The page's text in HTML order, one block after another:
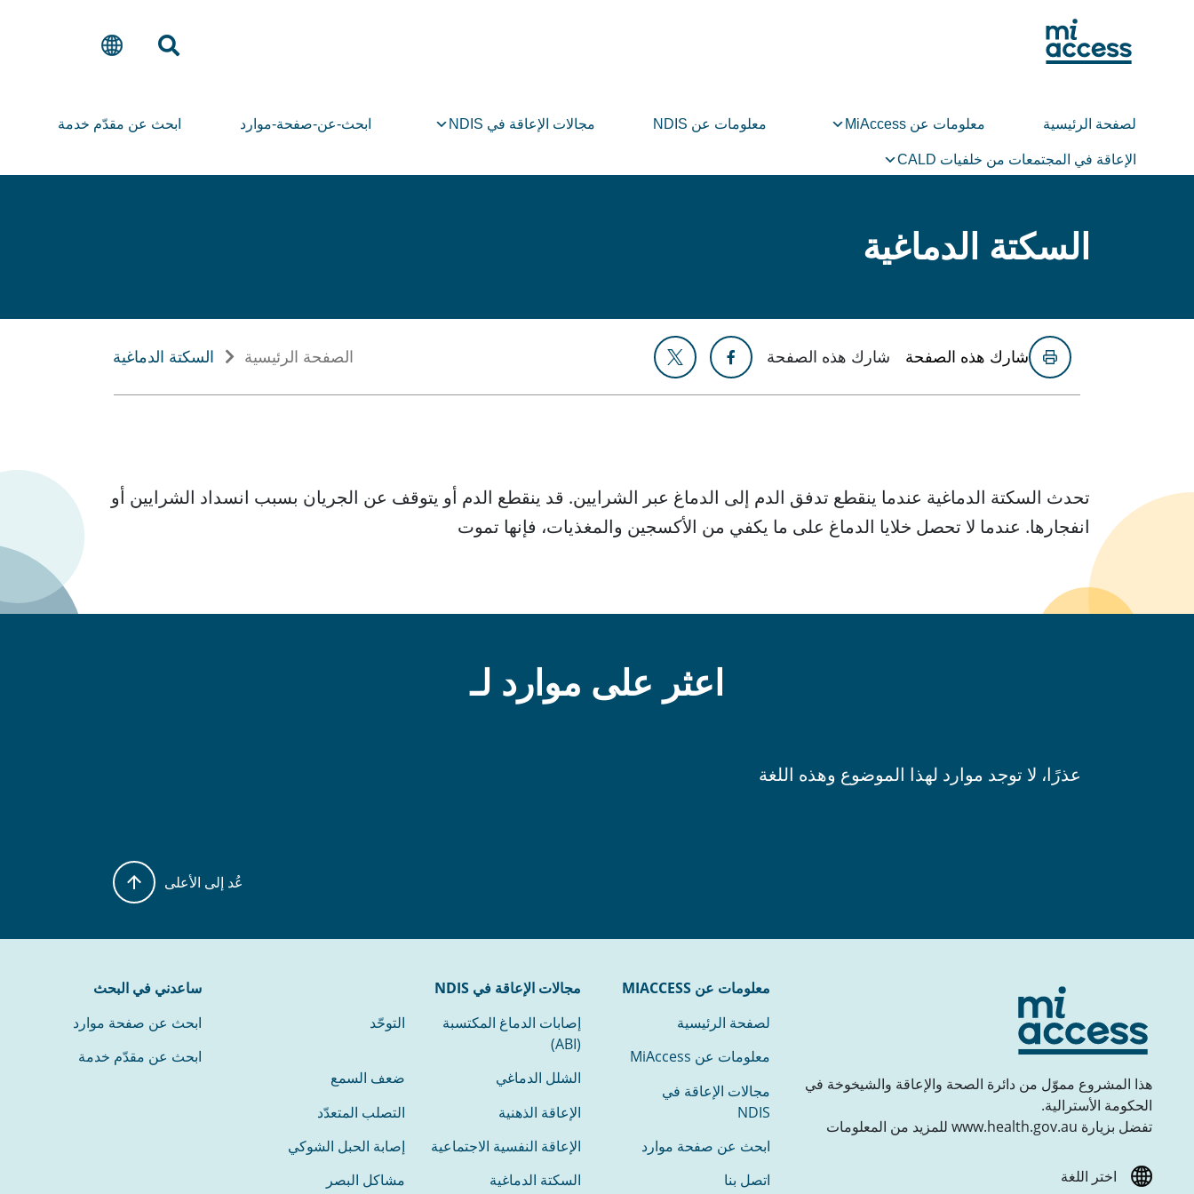
لصفحة الرئيسية معلومات عن MiAccess معلومات عن NDIS مجالات الإعاقة في NDIS ابحث-عن-صفحة-موارد ابحث عن مقدّم خدمة
الإعاقة في المجتمعات من خلفيات CALD
السكتة الدماغية
الصفحة الرئيسية السكتة الدماغية شارك هذه الصفحة شارك هذه الصفحة
تحدث السكتة الدماغية عندما ينقطع تدفق الدم إلى الدماغ عبر الشرايين. قد ينقطع الدم أو يتوقف عن الجريان بسبب انسداد الشرايين أو
انفجارها. عندما لا تحصل خلايا الدماغ على ما يكفي من الأكسجين والمغذيات، فإنها تموت
اعثر على موارد لـ
عذرًا، لا توجد موارد لهذا الموضوع وهذه اللغة
عُد إلى الأعلى
هذا المشروع مموّل من دائرة الصحة والإعاقة والشيخوخة في
الحكومة الأسترالية.
تفضل بزيارة www.health.gov.au للمزيد من المعلومات
اختر اللغة
معلومات عن MIACCESS
لصفحة الرئيسية
معلومات عن MiAccess
مجالات الإعاقة في
NDIS
ابحث عن صفحة موارد
اتصل بنا
مجالات الإعاقة في NDIS
إصابات الدماغ المكتسبة
(ABI)
التوحّد
الشلل الدماغي
ضعف السمع
الإعاقة الذهنية
التصلب المتعدّد
الإعاقة النفسية الاجتماعية
إصابة الحبل الشوكي
السكتة الدماغية
مشاكل البصر
ساعدني في البحث
ابحث عن صفحة موارد
ابحث عن مقدّم خدمة